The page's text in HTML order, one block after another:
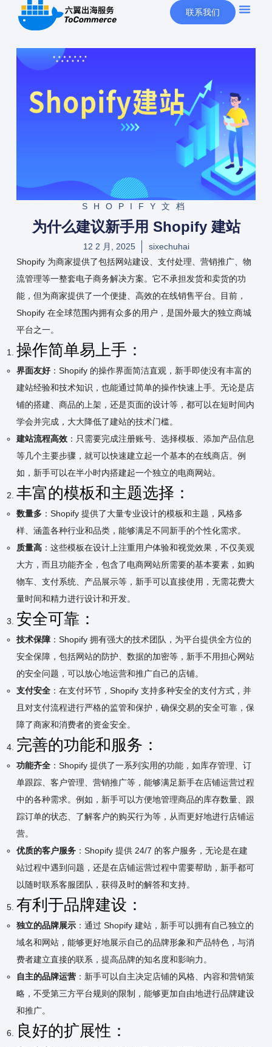
联系我们
SHOPIFY文档
为什么建议新手用 Shopify 建站
12 2 月, 2025
sixechuhai
Shopify 为商家提供了包括网站建设、支付处理、营销推广、物
流管理等一整套电子商务解决方案。它不承担发货和卖货的功
能，但为商家提供了一个便捷、高效的在线销售平台。目前，
Shopify 在全球范围内拥有众多的用户，是国外最大的独立商城
平台之一。
操作简单易上手：
界面友好：Shopify 的操作界面简洁直观，新手即使没有丰富的
建站经验和技术知识，也能通过简单的操作快速上手。无论是店
铺的搭建、商品的上架，还是页面的设计等，都可以在短时间内
学会并完成，大大降低了建站的技术门槛。
建站流程高效：只需要完成注册账号、选择模板、添加产品信息
等几个主要步骤，就可以快速建立起一个基本的在线商店。例
如，新手可以在半小时内搭建起一个独立的电商网站。
丰富的模板和主题选择：
数量多：Shopify 提供了大量专业设计的模板和主题，风格多
样、涵盖各种行业和品类，能够满足不同新手的个性化需求。
质量高：这些模板在设计上注重用户体验和视觉效果，不仅美观
大方，而且功能齐全，包含了电商网站所需要的基本要素，如购
物车、支付系统、产品展示等，新手可以直接使用，无需花费大
量时间和精力进行设计和开发。
安全可靠：
技术保障：Shopify 拥有强大的技术团队，为平台提供全方位的
安全保障，包括网站的防护、数据的加密等，新手不用担心网站
的安全问题，可以放心地运营和推广自己的店铺。
支付安全：在支付环节，Shopify 支持多种安全的支付方式，并
且对支付流程进行严格的监管和保护，确保交易的安全可靠，保
障了商家和消费者的资金安全。
完善的功能和服务：
功能齐全：Shopify 提供了一系列实用的功能，如库存管理、订
单跟踪、客户管理、营销推广等，能够满足新手在店铺运营过程
中的各种需求。例如，新手可以方便地管理商品的库存数量、跟
踪订单的状态、了解客户的购买行为等，从而更好地进行店铺运
营。
优质的客户服务：Shopify 提供 24/7 的客户服务，无论是在建
站过程中遇到问题，还是在店铺运营过程中需要帮助，新手都可
以随时联系客服团队，获得及时的解答和支持。
有利于品牌建设：
独立的品牌展示：通过 Shopify 建站，新手可以拥有自己独立的
域名和网站，能够更好地展示自己的品牌形象和产品特色，与消
费者建立直接的联系，提高品牌的知名度和影响力。
自主的品牌运营：新手可以自主决定店铺的风格、内容和营销策
略，不受第三方平台规则的限制，能够更加自由地进行品牌建设
和推广。
良好的扩展性：